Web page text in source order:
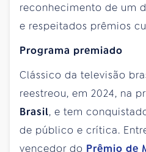
reconhecimento de um
e respeitados prêmios
Programa premiado
Clássico da televisão
reestreou, em 2024, na
Brasil, e tem
de público e crítica.
vencedor do Prêmio de